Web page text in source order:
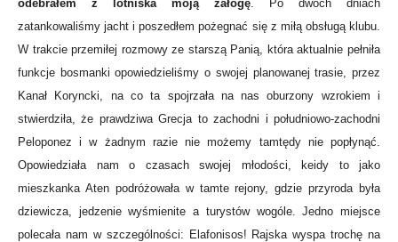
odebrałem z lotniska moją załogę. Po dwóch dniach
zatankowaliśmy jacht i poszedłem pożegnać się z miłą obsługą klubu.
W trakcie przemiłej rozmowy ze starszą Panią, która aktualnie pełniła
funkcje bosmanki opowiedzieliśmy o swojej planowanej trasie, przez
Kanał Koryncki, na co ta spojrzała na nas oburzony wzrokiem i
stwierdziła, że prawdziwa Grecja to zachodni i południowo-zachodni
Peloponez i w żadnym razie nie możemy tamtędy nie popłynąć.
Opowiedziała nam o czasach swojej młodości, keidy to jako
mieszkanka Aten podróżowała w tamte rejony, gdzie przyroda była
dziewicza, jedzenie wyśmienite a turystów wogóle. Jedno miejsce
polecała nam w szczególności: Elafonisos! Rajska wyspa trochę na